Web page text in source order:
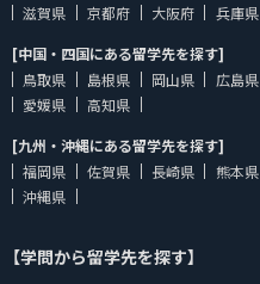
滋賀県
京都府 大阪府 兵庫県
[中国・四国にある留学先を探す]
鳥取県
島根県 岡山県 広島県
愛媛県
高知県
[九州・沖縄にある留学先を探す]
福岡県
佐賀県 長崎県 熊本県
沖縄県
【学問から留学先を探す】